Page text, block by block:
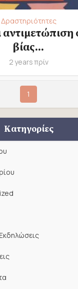
Δραστηριότητες
βίας...
2 years πρίν
1
Κατηγορίες